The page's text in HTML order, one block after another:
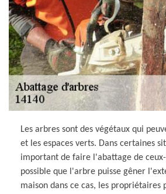
Les arbres sont des végétaux qui
et les espaces verts. Dans certaines
important de faire l'abattage de
possible que l'arbre puisse gêner
maison dans ce cas, les propriétaires